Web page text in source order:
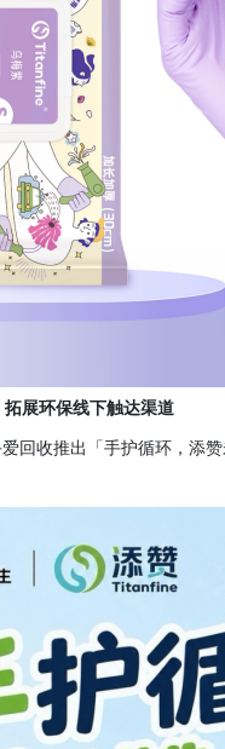
拓展环保线下触达渠道
回收推出「手护循环，添